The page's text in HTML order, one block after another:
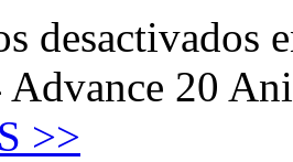
desactivados
Advance 20
>>